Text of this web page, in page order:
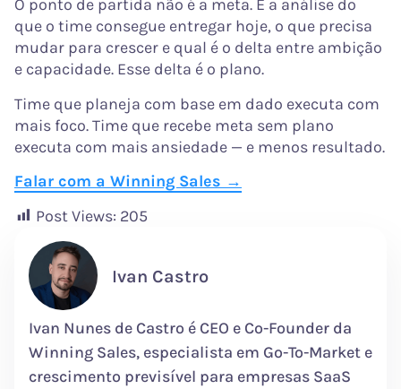
O ponto de partida não é a meta. É a análise do
que o time consegue entregar hoje, o que precisa
mudar para crescer e qual é o delta entre ambição
e capacidade. Esse delta é o plano.
Time que planeja com base em dado executa com
mais foco. Time que recebe meta sem plano
executa com mais ansiedade — e menos resultado.
Falar com a Winning Sales →
Post Views: 205
Ivan Castro
Ivan Nunes de Castro é CEO e Co-Founder da
Winning Sales, especialista em Go-To-Market e
crescimento previsível para empresas SaaS